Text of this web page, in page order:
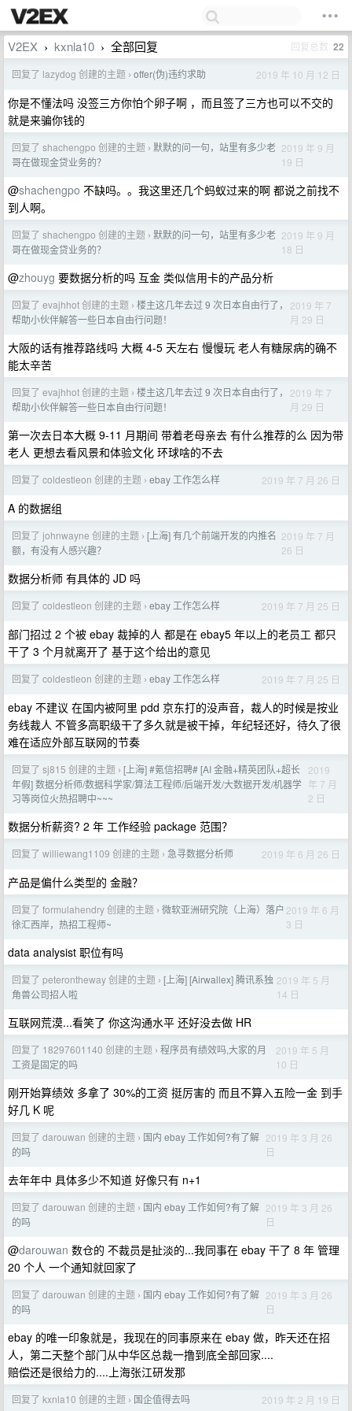
V2EX › kxnla10 › 全部回复 回复总数 22
回复了 lazydog 创建的主题 › offer(伪)违约求助 2019 年 10 月 12 日
你是不懂法吗 没签三方你怕个卵子啊 ，而且签了三方也可以不交的
就是来骗你钱的
回复了 shachengpo 创建的主题 › 默默的问一句，站里有多少老
哥在做现金贷业务的？
2019 年 9 月
19 日
@shachengpo 不缺吗。。我这里还几个蚂蚁过来的啊 都说之前找不
到人啊。
回复了 shachengpo 创建的主题 › 默默的问一句，站里有多少老
哥在做现金贷业务的？
2019 年 9 月
18 日
@zhouyg 要数据分析的吗 互金 类似信用卡的产品分析
回复了 evajhhot 创建的主题 › 楼主这几年去过 9 次日本自由行了，
帮助小伙伴解答一些日本自由行问题！
2019 年 7
月 29 日
大阪的话有推荐路线吗 大概 4-5 天左右 慢慢玩 老人有糖尿病的确不
能太辛苦
回复了 evajhhot 创建的主题 › 楼主这几年去过 9 次日本自由行了，
帮助小伙伴解答一些日本自由行问题！
2019 年 7
月 29 日
第一次去日本大概 9-11 月期间 带着老母亲去 有什么推荐的么 因为带
老人 更想去看风景和体验文化 环球啥的不去
回复了 coldestleon 创建的主题 › ebay 工作怎么样 2019 年 7 月 26 日
A 的数据组
回复了 johnwayne 创建的主题 › [上海] 有几个前端开发的内推名
额，有没有人感兴趣？
2019 年 7 月
26 日
数据分析师 有具体的 JD 吗
回复了 coldestleon 创建的主题 › ebay 工作怎么样 2019 年 7 月 25 日
部门招过 2 个被 ebay 裁掉的人 都是在 ebay5 年以上的老员工 都只
干了 3 个月就离开了 基于这个给出的意见
回复了 coldestleon 创建的主题 › ebay 工作怎么样 2019 年 7 月 25 日
ebay 不建议 在国内被阿里 pdd 京东打的没声音，裁人的时候是按业
务线裁人 不管多高职级干了多久就是被干掉，年纪轻还好，待久了很
难在适应外部互联网的节奏
回复了 sj815 创建的主题 › [上海] #氪信招聘# [AI 金融+精英团队+超长
年假] 数据分析师/数据科学家/算法工程师/后端开发/大数据开发/机器学
习等岗位火热招聘中~~~
2019
年 7 月
2 日
数据分析薪资? 2 年 工作经验 package 范围？
回复了 williewang1109 创建的主题 › 急寻数据分析师 2019 年 6 月 26 日
产品是偏什么类型的 金融？
回复了 formulahendry 创建的主题 › 微软亚洲研究院（上海）落户
徐汇西岸，热招工程师~
2019 年 6 月
3 日
data analysist 职位有吗
回复了 peterontheway 创建的主题 › [上海] [Airwallex] 腾讯系独
角兽公司招人啦
2019 年 5 月
14 日
互联网荒漠...看笑了 你这沟通水平 还好没去做 HR
回复了 18297601140 创建的主题 › 程序员有绩效吗,大家的月
工资是固定的吗
2019 年 5 月
10 日
刚开始算绩效 多拿了 30%的工资 挺厉害的 而且不算入五险一金 到手
好几 K 呢
回复了 darouwan 创建的主题 › 国内 ebay 工作如何?有了解
的吗
2019 年 3 月 26
日
去年年中 具体多少不知道 好像只有 n+1
回复了 darouwan 创建的主题 › 国内 ebay 工作如何?有了解
的吗
2019 年 3 月 26
日
@darouwan 数仓的 不裁员是扯淡的...我同事在 ebay 干了 8 年 管理
20 个人 一个通知就回家了
回复了 darouwan 创建的主题 › 国内 ebay 工作如何?有了解
的吗
2019 年 3 月 26
日
ebay 的唯一印象就是，我现在的同事原来在 ebay 做，昨天还在招
人，第二天整个部门从中华区总裁一撸到底全部回家....
赔偿还是很给力的....上海张江研发那
回复了 kxnla10 创建的主题 › 国企值得去吗 2019 年 2 月 19 日